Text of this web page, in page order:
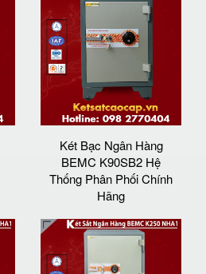
Két Bạc Ngân Hàng
BEMC K90SB2 Hệ
Thống Phân Phối Chính
Hãng